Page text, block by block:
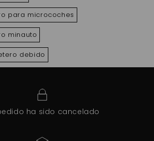
para microcoches
minauto
debido
ha sido cancelado